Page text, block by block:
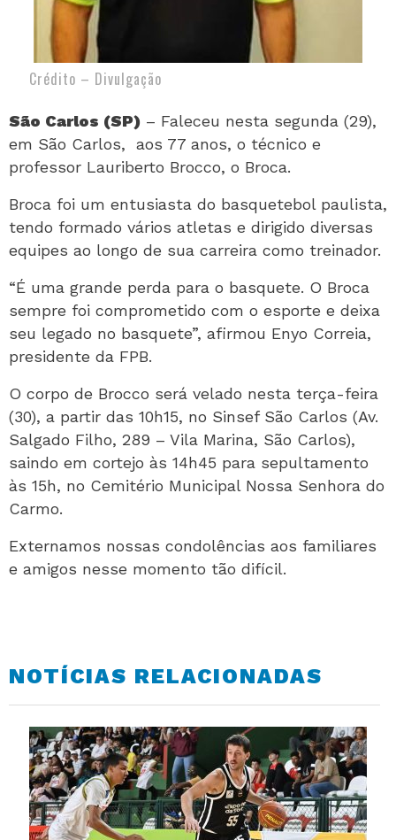
Crédito – Divulgação
São Carlos (SP) – Faleceu nesta segunda (29),
em São Carlos, aos 77 anos, o técnico e
professor Lauriberto Brocco, o Broca.
Broca foi um entusiasta do basquetebol paulista,
tendo formado vários atletas e dirigido diversas
equipes ao longo de sua carreira como treinador.
“É uma grande perda para o basquete. O Broca
sempre foi comprometido com o esporte e deixa
seu legado no basquete”, afirmou Enyo Correia,
presidente da FPB.
O corpo de Brocco será velado nesta terça-feira
(30), a partir das 10h15, no Sinsef São Carlos (Av.
Salgado Filho, 289 – Vila Marina, São Carlos),
saindo em cortejo às 14h45 para sepultamento
às 15h, no Cemitério Municipal Nossa Senhora do
Carmo.
Externamos nossas condolências aos familiares
e amigos nesse momento tão difícil.
NOTÍCIAS RELACIONADAS